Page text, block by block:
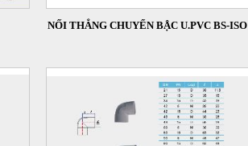
NỐI THẲNG CHUYỂN BẬC U.PVC BS-ISO